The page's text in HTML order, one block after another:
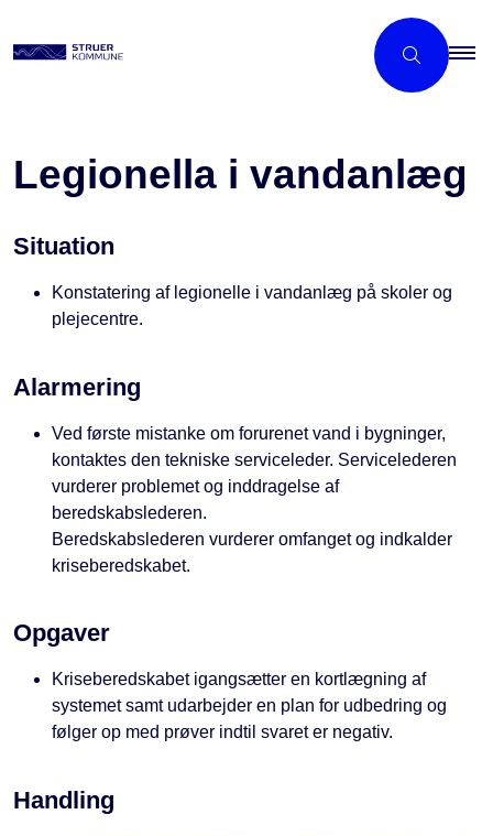
Legionella i vandanlæg
Situation
Konstatering af legionelle i vandanlæg på skoler og
plejecentre.
Alarmering
Ved første mistanke om forurenet vand i bygninger,
kontaktes den tekniske serviceleder. Servicelederen
vurderer problemet og inddragelse af
beredskabslederen.
Beredskabslederen vurderer omfanget og indkalder
kriseberedskabet.
Opgaver
Kriseberedskabet igangsætter en kortlægning af
systemet samt udarbejder en plan for udbedring og
følger op med prøver indtil svaret er negativ.
Handling